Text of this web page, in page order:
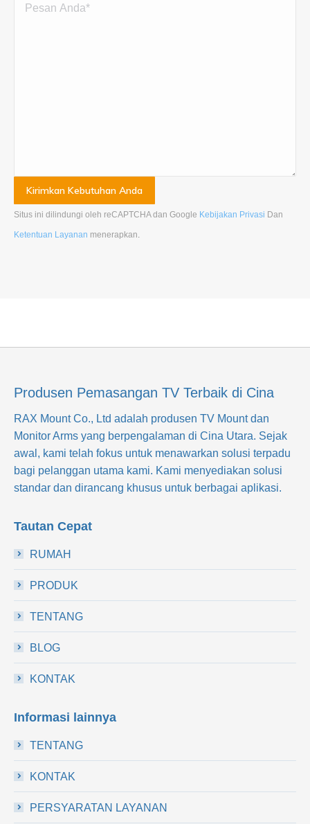
Situs ini dilindungi oleh reCAPTCHA dan Google Kebijakan Privasi Dan
Ketentuan Layanan menerapkan.
Produsen Pemasangan TV Terbaik di Cina
RAX Mount Co., Ltd adalah produsen TV Mount dan
Monitor Arms yang berpengalaman di Cina Utara. Sejak
awal, kami telah fokus untuk menawarkan solusi terpadu
bagi pelanggan utama kami. Kami menyediakan solusi
standar dan dirancang khusus untuk berbagai aplikasi.
Tautan Cepat
RUMAH
PRODUK
TENTANG
BLOG
KONTAK
Informasi lainnya
TENTANG
KONTAK
PERSYARATAN LAYANAN